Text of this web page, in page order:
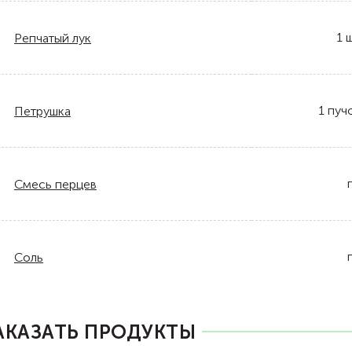
Репчатый лук 1
Петрушка 1
Смесь перцев
Соль
ПРОДУКТЫ